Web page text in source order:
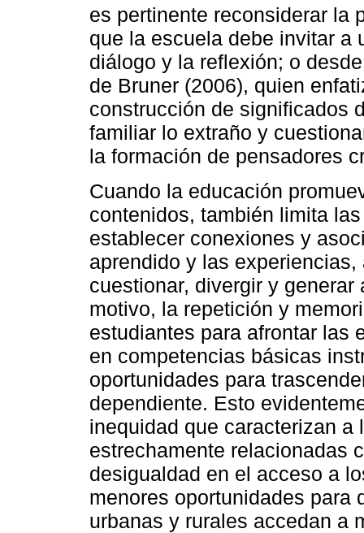
es pertinente reconsiderar la
que la escuela debe invitar a
diálogo y la reflexión; o
de Bruner (2006), quien
construcción de significados
familiar lo extraño y
la formación de pensadores
Cuando la educación
contenidos, también limita
establecer conexiones y
aprendido y las
cuestionar, divergir y
motivo, la repetición y
estudiantes para afrontar las
en competencias básicas
oportunidades para
dependiente. Esto
inequidad que caracterizan
estrechamente relacionadas
desigualdad en el acceso a
menores oportunidades para
urbanas y rurales accedan a